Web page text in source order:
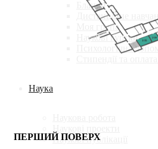
Бланки
Дистанційне
Моя група
Наукові гуртки
Психологічна
Наука
Наукові публікації
ПЕРШИЙ ПОВЕРХ